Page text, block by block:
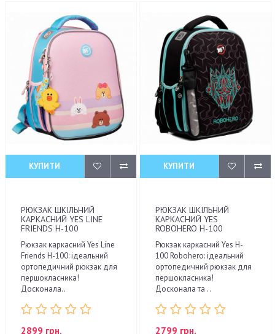
КУПИТИ
РЮКЗАК ШКІЛЬНИЙ
КАРКАСНИЙ YES LINE
FRIENDS H-100
Рюкзак каркасний Yes Line
Friends H-100: ідеальний
ортопедичний рюкзак для
першокласника!
Досконала..
2899 грн.
КУПИТИ
РЮКЗАК ШКІЛЬНИЙ
КАРКАСНИЙ YES
ROBOHERO H-100
Рюкзак каркасний Yes H-
100 Robohero: ідеальний
ортопедичний рюкзак для
першокласника!
Досконала та ..
2799 грн.